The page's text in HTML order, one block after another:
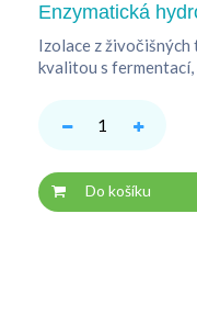
Enzymatická
Izolace z
kvalitou s fermentací,
Do košíku